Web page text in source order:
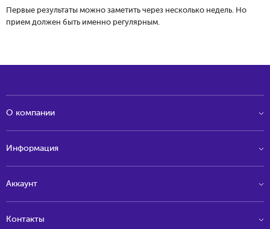
Первые результаты можно заметить через несколько недель. Но
прием должен быть именно регулярным.
О компании
Информация
Аккаунт
Контакты